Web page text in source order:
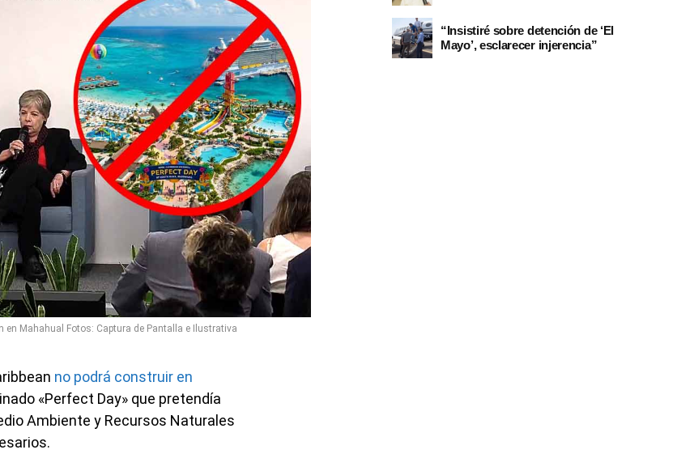
en Mahahual Fotos: Captura de Pantalla e Ilustrativa
no podrá construir en
«Perfect Day» que pretendía
Ambiente y Recursos Naturales
“Insistiré sobre detención de ‘El
Mayo’, esclarecer injerencia”